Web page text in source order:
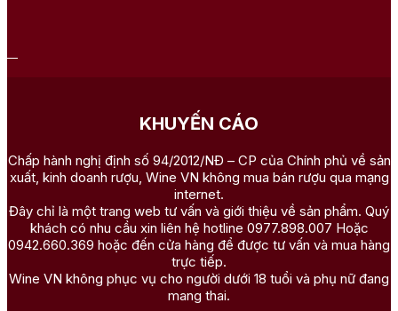
KHUYẾN CÁO
Chấp hành nghị định số 94/2012/NĐ – CP của Chính phủ về sản
xuất, kinh doanh rượu, Wine VN không mua bán rượu qua mạng
internet.
Đây chỉ là một trang web tư vấn và giới thiệu về sản phẩm. Quý
khách có nhu cầu xin liên hệ hotline 0977.898.007 Hoặc
0942.660.369 hoặc đến cửa hàng để được tư vấn và mua hàng
trực tiếp.
Wine VN không phục vụ cho người dưới 18 tuổi và phụ nữ đang
mang thai.